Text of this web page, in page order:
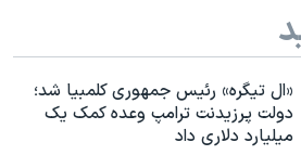
«ال تیگره» رئیس جمهوری کلمبیا شد؛
دولت پرزیدنت ترامپ وعده کمک یک
میلیارد دلاری داد